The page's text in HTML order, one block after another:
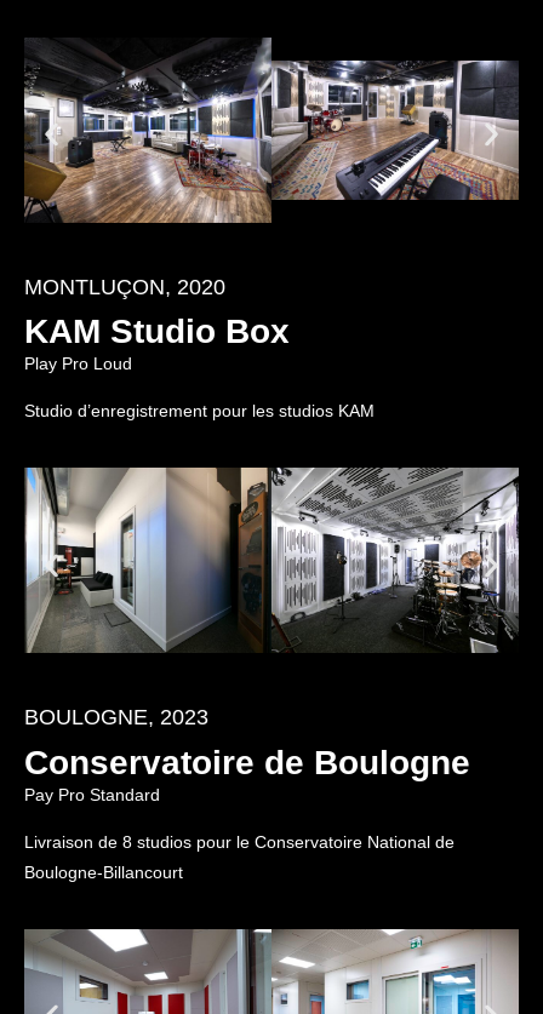
MONTLUÇON, 2020
KAM Studio Box
Play Pro Loud
Studio d’enregistrement pour les studios KAM
BOULOGNE, 2023
Conservatoire de Boulogne
Pay Pro Standard
Livraison de 8 studios pour le Conservatoire National de
Boulogne-Billancourt